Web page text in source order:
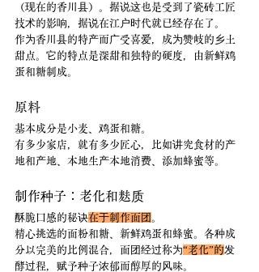
（现在的香川县）。据说这也是受到了瓷砖工匠
技术的影响，据说在江户时代就已经存在了。
作为香川县的特产而广受喜爱，成为赞岐的乡土
甜点。它的特点是深甜和独特的硬度，由新鲜鸡
蛋和糖制成。
原料
基本成分是小麦、鸡蛋和糖。
有多少家店，就有多少匠心，比如讲究食材的产
地和产地、本地生产本地消费、添加蜂蜜等。
制作种子：老化和麸质
酥脆口感的秘诀在于制作面团 。
精心挑选的面粉和糖、新鲜鸡蛋和蜂蜜。各种成
分以完美的比例混合，面团经过称为“老化”的发
酵过程，赋予种子浓郁而醇厚的风味。